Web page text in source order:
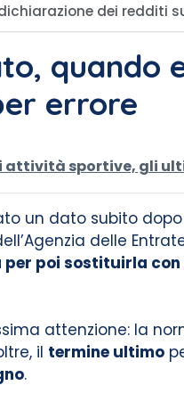
dei redditi
quando
errore
attività sportive, gli
un dato subito
delle
poi sostituirla
attenzione: la
il termine ultimo
.